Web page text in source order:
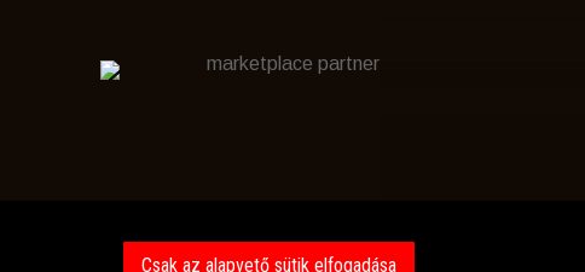
marketplace partner
Csak az alapvető sütik elfogadása